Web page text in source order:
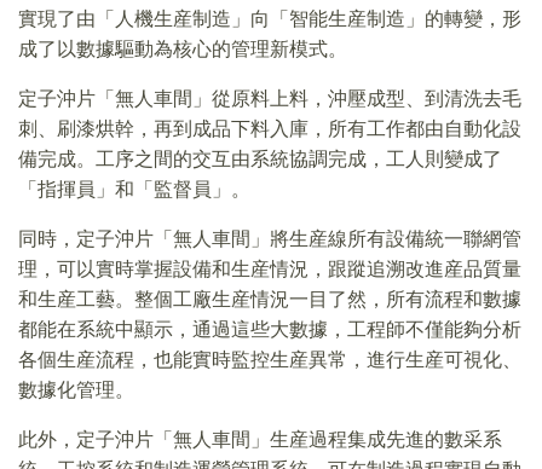
實現了由「人機生産制造」向「智能生産制造」的轉變，形
成了以數據驅動為核心的管理新模式。
定子沖片「無人車間」從原料上料，沖壓成型、到清洗去毛
刺、刷漆烘幹，再到成品下料入庫，所有工作都由自動化設
備完成。工序之間的交互由系統協調完成，工人則變成了
「指揮員」和「監督員」。
同時，定子沖片「無人車間」將生産線所有設備統一聯網管
理，可以實時掌握設備和生産情況，跟蹤追溯改進産品質量
和生産工藝。整個工廠生産情況一目了然，所有流程和數據
都能在系統中顯示，通過這些大數據，工程師不僅能夠分析
各個生産流程，也能實時監控生産異常，進行生産可視化、
數據化管理。
此外，定子沖片「無人車間」生産過程集成先進的數采系